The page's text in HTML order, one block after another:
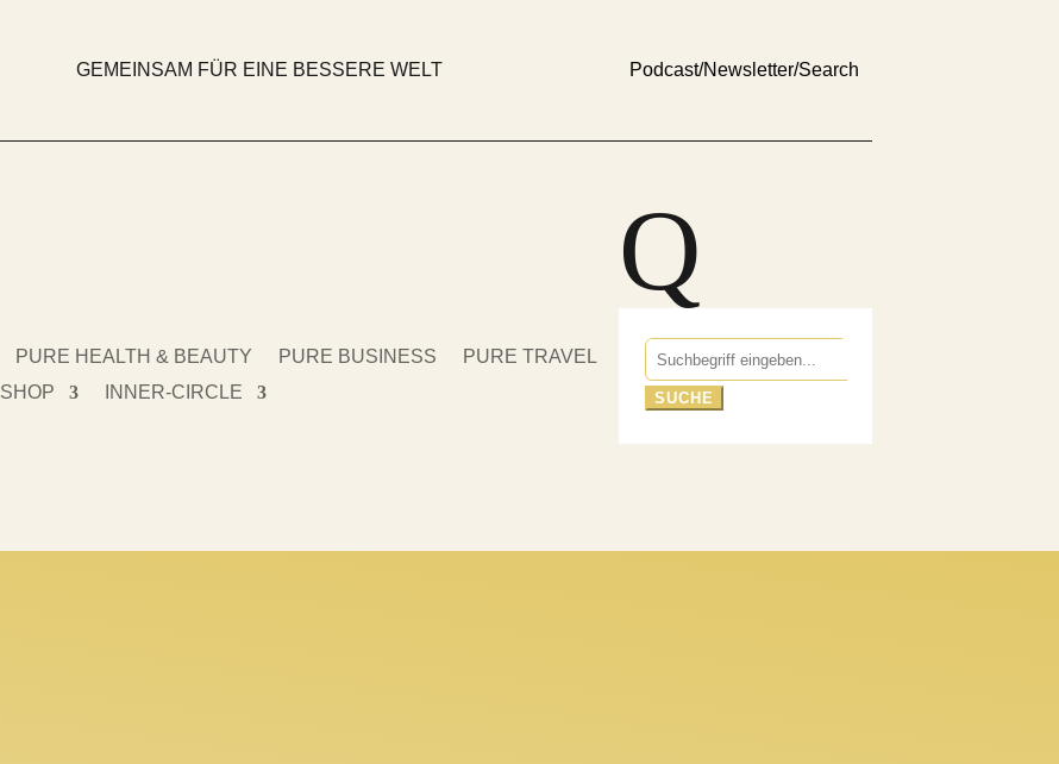
GEMEINSAM FÜR EINE BESSERE WELT Podcast/Newsletter/Search
PURE HEALTH & BEAUTY PURE BUSINESS
PURE TRAVEL
SHOP
INNER-CIRCLE
Q
Suchen
nach: